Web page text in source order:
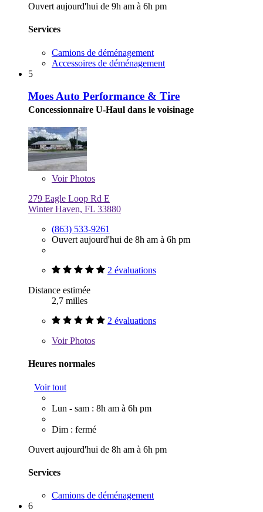
Ouvert aujourd'hui de 9h am à 6h pm
Services
Camions de déménagement
Accessoires de déménagement
5
Moes Auto Performance & Tire
Concessionnaire U-Haul dans le voisinage
VoirPhotos
279 Eagle Loop Rd E
Winter Haven, FL 33880
(863) 533-9261
Ouvert aujourd'hui de 8h am à 6h pm
2 évaluations
Distance estimée
2,7 milles
2 évaluations
VoirPhotos
Heures normales
Voir tout
Lun - sam : 8h am à 6h pm
Dim : fermé
Ouvert aujourd'hui de 8h am à 6h pm
Services
Camions de déménagement
6